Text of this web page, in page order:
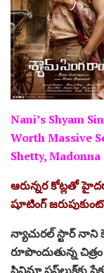
Nani’s Shyam
Worth Massive
Shetty,
ఆరున్న‌ర కోట్ల‌తో
షూటింగ్
న్యాచురల్‌ స్టార్‌ నాని
రూపొందుతున్న